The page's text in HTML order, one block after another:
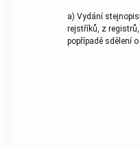
a) Vydání
rejstříků, z
popřípadě sdělení